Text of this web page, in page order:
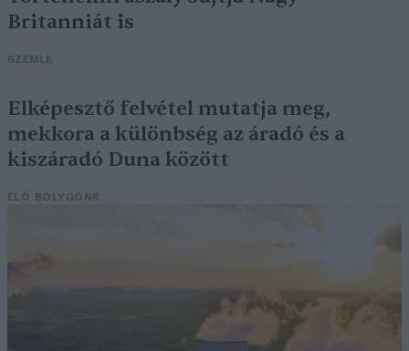
Britanniát is
SZEMLE
Elképesztő felvétel mutatja meg,
mekkora a különbség az áradó és a
kiszáradó Duna között
ÉLŐ BOLYGÓNK